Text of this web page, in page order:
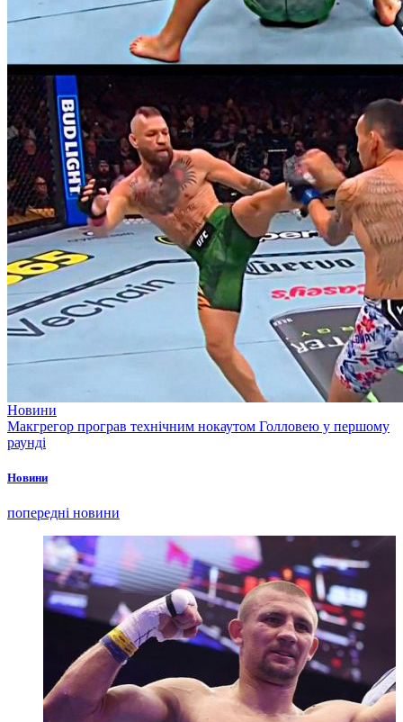
Новини
Макгрегор програв технічним нокаутом Голловею у першому
раунді
Новини
попередні новини